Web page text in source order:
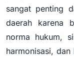
sangat penting
daerah karena
norma hukum,
harmonisasi, dan